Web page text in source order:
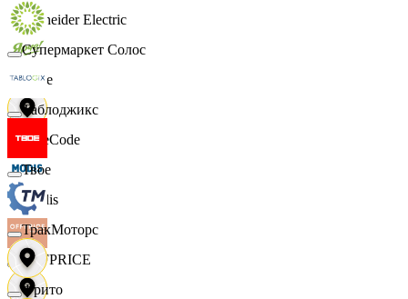
Schneider Electric
Ярче
FaceCode
Modis
OFFPRICE
Супермаркет Солос
Таблоджикс
Твое
ТракМоторс
Фрито